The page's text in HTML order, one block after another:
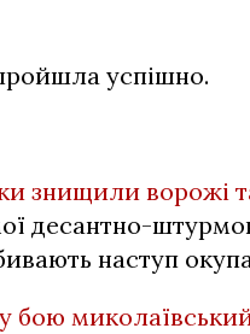
успішно.
знищили ворожі
десантно-
наступ
бою